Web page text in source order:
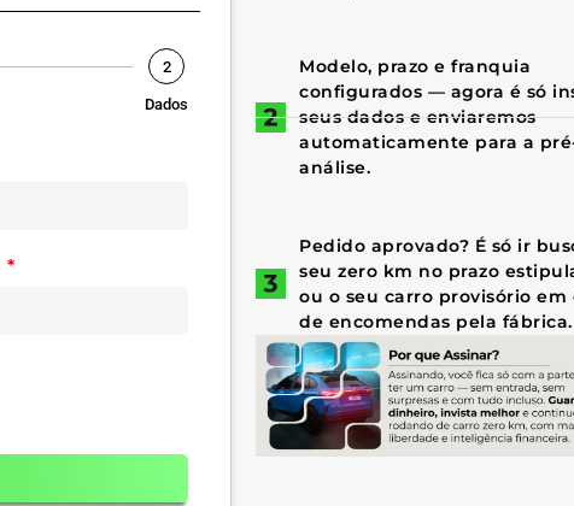
2
Dados
Modelo, prazo e franquia
configurados — agora é só
seus dados e enviaremos
automaticamente para a
análise.
Pedido aprovado? É só ir
seu zero km no prazo
ou o seu carro provisório em
de encomendas pela fábrica.